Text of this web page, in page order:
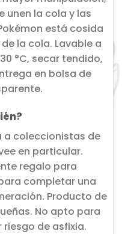
unen la cola y las
está cosida
la cola. Lavable a
°C, secar tendido,
en bolsa de
a coleccionistas de
en particular.
regalo para
completar una
Producto de
No apto para
riesgo de asfixia.